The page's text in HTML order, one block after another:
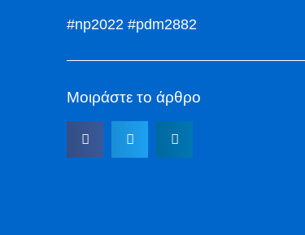
#np2022 #pdm2882
Μοιράστε το άρθρο